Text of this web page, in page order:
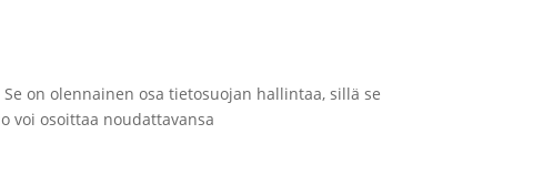
on olennainen osa tietosuojan hallintaa, sillä se
voi osoittaa noudattavansa